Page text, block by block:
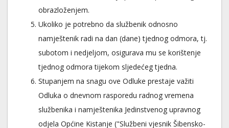
obrazloženjem.
Ukoliko je potrebno da službenik odnosno
namještenik radi na dan (dane) tjednog odmora, tj.
subotom i nedjeljom, osigurava mu se korištenje
tjednog odmora tijekom sljedećeg tjedna.
Stupanjem na snagu ove Odluke prestaje važiti
Odluka o dnevnom rasporedu radnog vremena
službenika i namještenika Jedinstvenog upravnog
odjela Općine Kistanje ("Službeni vjesnik Šibensko-